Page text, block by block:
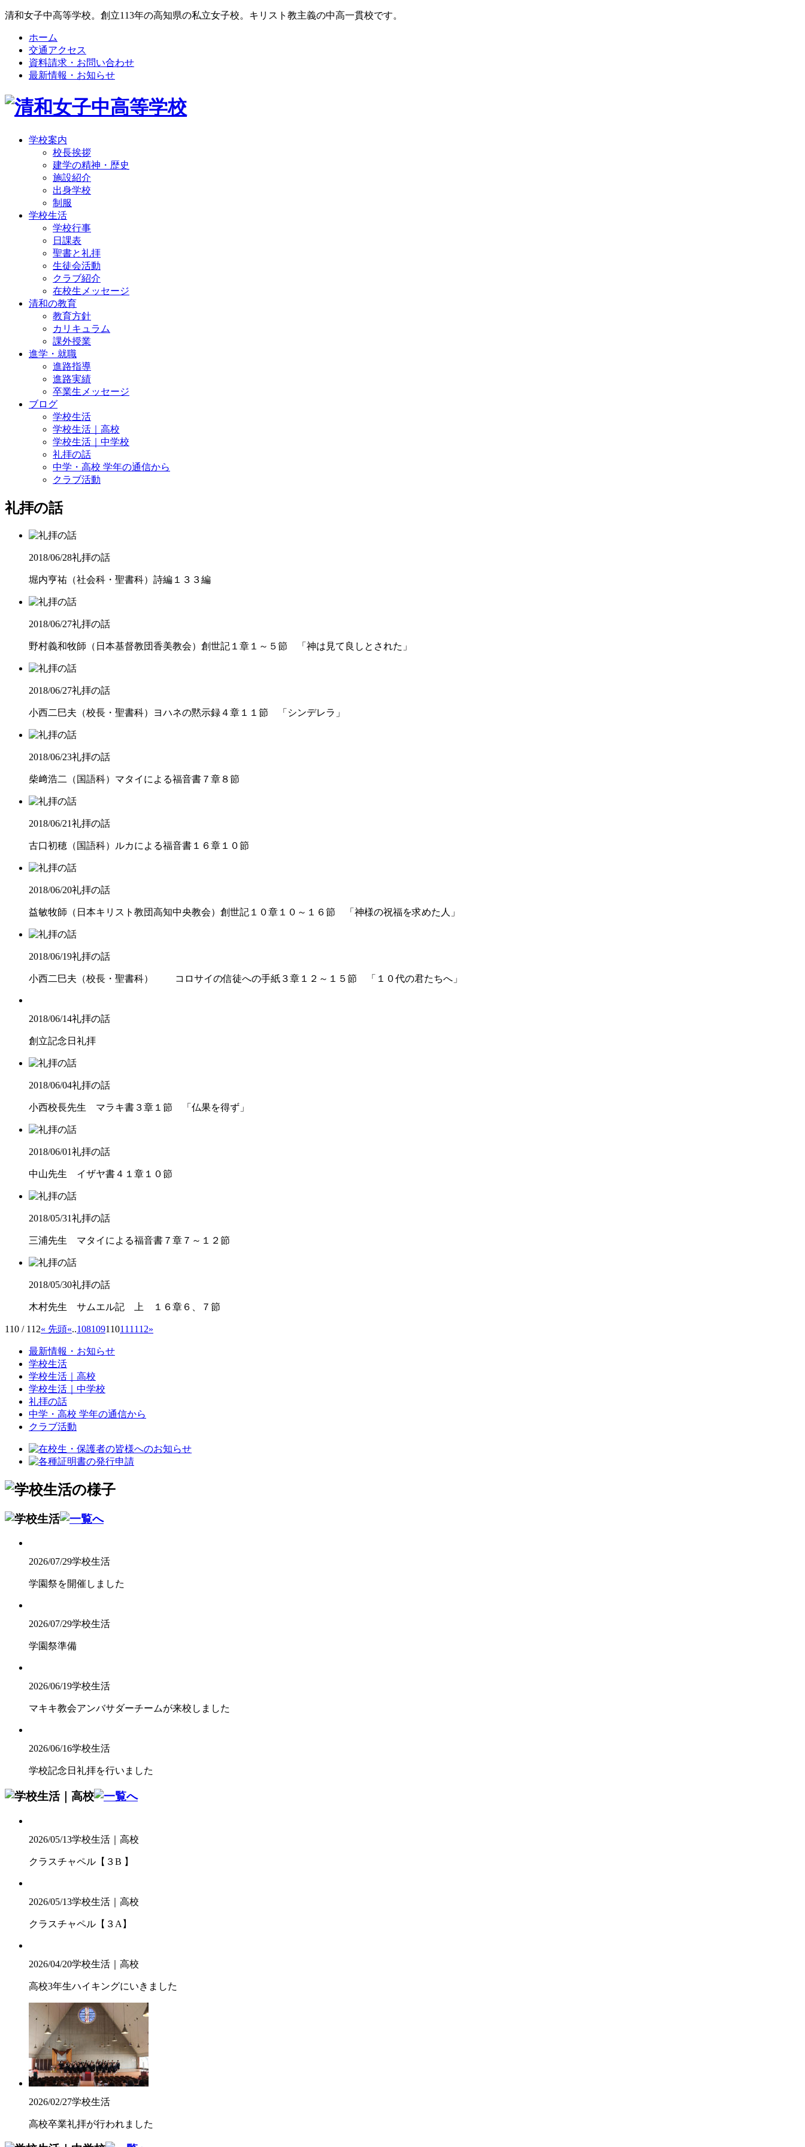
清和女子中高等学校。創立113年の高知県の私立女子校。キリスト教主義の中高一貫校です。
ホーム
交通アクセス
資料請求・お問い合わせ
最新情報・お知らせ
学校案内
校長挨拶
建学の精神・歴史
施設紹介
出身学校
制服
学校生活
学校行事
日課表
聖書と礼拝
生徒会活動
クラブ紹介
在校生メッセージ
清和の教育
教育方針
カリキュラム
課外授業
進学・就職
進路指導
進路実績
卒業生メッセージ
ブログ
学校生活
学校生活｜高校
学校生活｜中学校
礼拝の話
中学・高校 学年の通信から
クラブ活動
礼拝の話
2018/06/28礼拝の話
堀内亨祐（社会科・聖書科）詩編１３３編
2018/06/27礼拝の話
野村義和牧師（日本基督教団香美教会）創世記１章１～５節 「神は見て良しとされた」
2018/06/27礼拝の話
小西二巳夫（校長・聖書科）ヨハネの黙示録４章１１節 「シンデレラ」
2018/06/23礼拝の話
柴﨑浩二（国語科）マタイによる福音書７章８節
2018/06/21礼拝の話
古口初穂（国語科）ルカによる福音書１６章１０節
2018/06/20礼拝の話
益敏牧師（日本キリスト教団高知中央教会）創世記１０章１０～１６節 「神様の祝福を求めた人」
2018/06/19礼拝の話
小西二巳夫（校長・聖書科） コロサイの信徒への手紙３章１２～１５節 「１０代の君たちへ」
2018/06/14礼拝の話
創立記念日礼拝
2018/06/04礼拝の話
小西校長先生 マラキ書３章１節 「仏果を得ず」
2018/06/01礼拝の話
中山先生 イザヤ書４１章１０節
2018/05/31礼拝の話
三浦先生 マタイによる福音書７章７～１２節
2018/05/30礼拝の話
木村先生 サムエル記 上 １６章６、７節
110 / 112« 先頭«..108109110111 112»
最新情報・お知らせ
学校生活
学校生活｜高校
学校生活｜中学校
礼拝の話
中学・高校 学年の通信から
クラブ活動
2026/07/29学校生活
学園祭を開催しました
2026/07/29学校生活
学園祭準備
2026/06/19学校生活
マキキ教会アンバサダーチームが来校しました
2026/06/16学校生活
学校記念日礼拝を行いました
2026/05/13学校生活｜高校
クラスチャペル【３B 】
2026/05/13学校生活｜高校
クラスチャペル【３A】
2026/04/20学校生活｜高校
高校3年生ハイキングにいきました
2026/02/27学校生活
高校卒業礼拝が行われました